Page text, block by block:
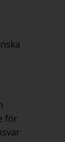
för